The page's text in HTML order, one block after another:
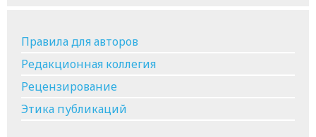
Правила для авторов
Редакционная коллегия
Рецензирование
Этика публикаций